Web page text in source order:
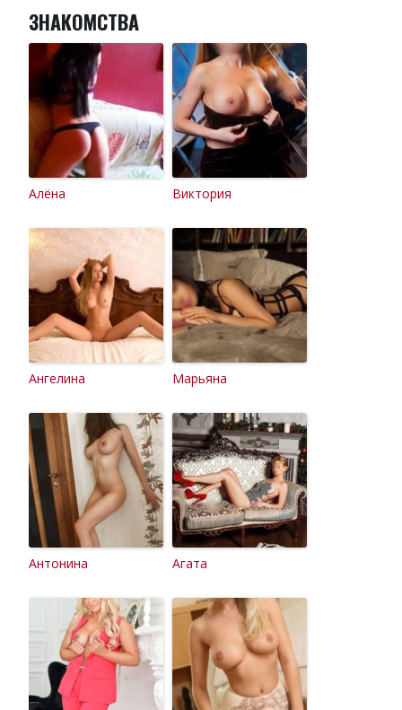
ЗНАКОМСТВА
Алёна Виктория
Ангелина Марьяна
Антонина Агата